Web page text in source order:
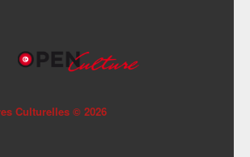
Culturelles © 2026